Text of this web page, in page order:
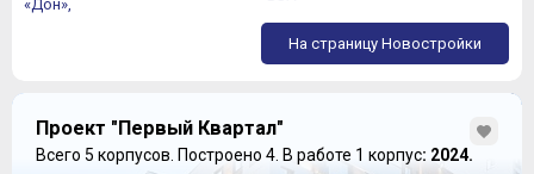
«Дон»,
На страницу Новостройки
Проект "Первый Квартал"
Всего 5 корпусов. Построено 4. В работе 1 корпус: 2024.